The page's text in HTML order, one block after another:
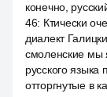
конечно,
46: Ктически
диалект
смоленские мы
русского
отторгнутые в